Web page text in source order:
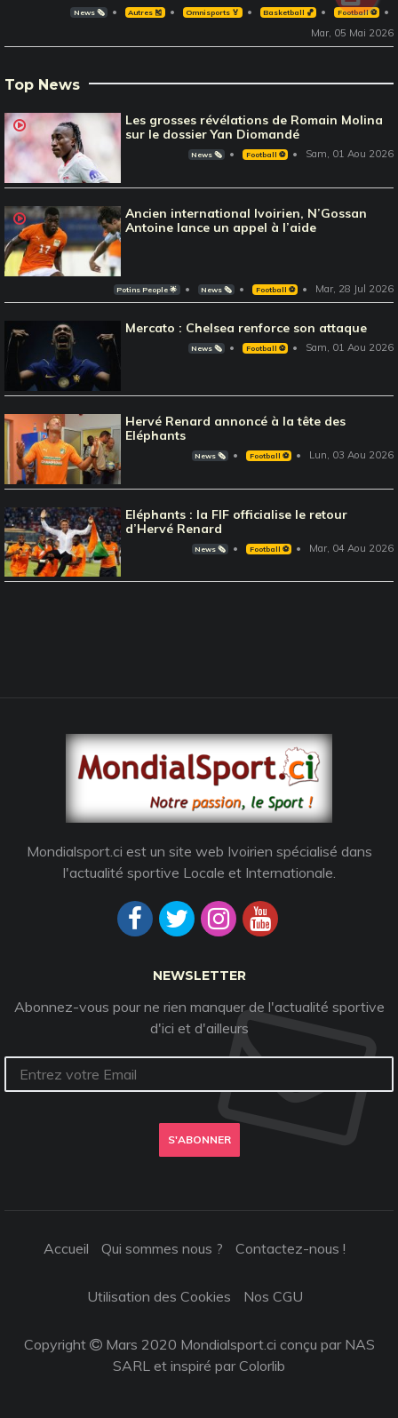
News 🗞️ Autres 🎽 Omnisports 🏅 Basketball 🏀 Football ⚽️
Mar, 05 Mai 2026
Top News
Les grosses révélations de Romain Molina
sur le dossier Yan Diomandé
News 🗞️ Football ⚽️ Sam, 01 Aou 2026
Ancien international Ivoirien, N’Gossan
Antoine lance un appel à l’aide
Potins People 🌟 News 🗞️ Football ⚽️ Mar, 28 Jul 2026
Mercato : Chelsea renforce son attaque
News 🗞️ Football ⚽️ Sam, 01 Aou 2026
Hervé Renard annoncé à la tête des
Eléphants
News 🗞️ Football ⚽️ Lun, 03 Aou 2026
Eléphants : la FIF officialise le retour
d’Hervé Renard
News 🗞️ Football ⚽️ Mar, 04 Aou 2026
Mondialsport.ci est un site web Ivoirien spécialisé dans
l'actualité sportive Locale et Internationale.
NEWSLETTER
Abonnez-vous pour ne rien manquer de l'actualité sportive
d'ici et d'ailleurs
S'ABONNER
Accueil Qui sommes nous ? Contactez-nous !
Utilisation des Cookies Nos CGU
Copyright
Mars 2020 Mondialsport.ci conçu par NAS
SARL et inspiré parColorlib